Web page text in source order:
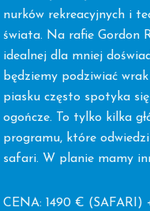
nurków rekreacyjnych i
świata. Na rafie Gordon
idealnej dla mniej
będziemy podziwiać
piasku często spotyka
ogończe. To tylko kilka
programu, które
safari. W planie mamy
CENA: 1490 €